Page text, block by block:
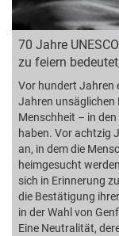
70 Jahre
zu feiern
Vor hundert Jahren
Jahren unsäglichen
Menschheit – in
haben. Vor achtzig
an, in dem die
heimgesucht
sich in Erinnerung
die Bestätigung
in der Wahl von
Eine Neutralität,